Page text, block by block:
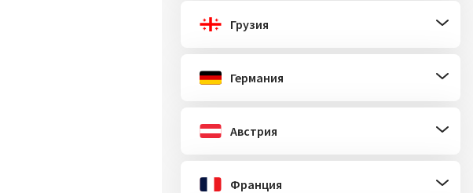
Грузия
Германия
Австрия
Франция